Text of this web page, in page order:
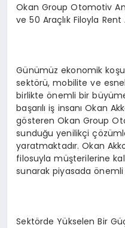
Okan Group Otomotiv
ve 50 Araçlık Filoyla
Günümüz ekonomik
sektörü, mobilite ve
birlikte önemli bir
başarılı iş insanı Okan
gösteren Okan Group
sunduğu yenilikçi
yaratmaktadır. Okan
filosuyla müşterilerine
sunarak piyasada
Sektörde Yükselen Bir